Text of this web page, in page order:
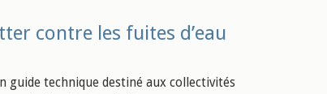
contre les fuites d’eau
guide technique destiné aux collectivités